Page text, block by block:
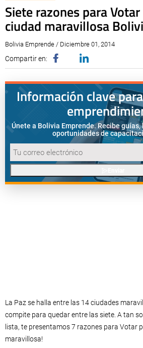
Siete razones para Votar
ciudad maravillosa
Bolivia Emprende / Diciembre 01, 2014
Compartir en:
Información clave
Únete a Bolivia Emprende. Recibe
oportunidades de
La Paz se halla entre las 14 ciudades
compite para quedar entre las siete. A tan
lista, te presentamos 7 razones para Votar
maravillosa!